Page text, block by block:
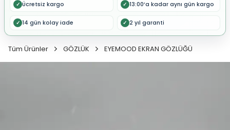
✓ Ücretsiz kargo ✓ 13:00’a kadar aynı gün kargo
✓ 14 gün kolay iade ✓ 2 yıl garanti
Tüm Ürünler GÖZLÜK EYEMOOD EKRAN GÖZLÜĞÜ